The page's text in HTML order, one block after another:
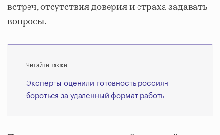
встреч, отсутствия доверия и страха задавать
вопросы.
Читайте также
Эксперты оценили готовность россиян
бороться за удаленный формат работы